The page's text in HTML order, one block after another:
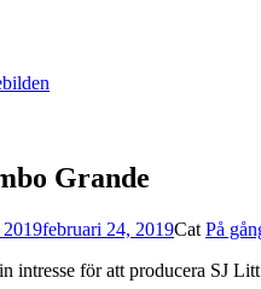
Grande
februari 24, 2019Cat På
intresse för att producera SJ